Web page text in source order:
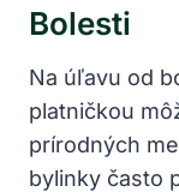
Bolesti
Na úľavu od
platničkou
prírodných
bylinky ⁣často